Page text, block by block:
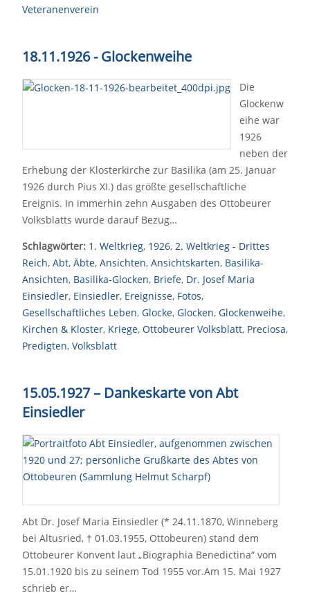
Veteranenverein
18.11.1926 - Glockenweihe
Die
Glockenw
eihe war
1926
neben der
Erhebung der Klosterkirche zur Basilika (am 25. Januar
1926 durch Pius XI.) das größte gesellschaftliche
Ereignis. In immerhin zehn Ausgaben des Ottobeurer
Volksblatts wurde darauf Bezug…
Schlagwörter: 1. Weltkrieg, 1926, 2. Weltkrieg - Drittes
Reich, Abt, Äbte, Ansichten, Ansichtskarten, Basilika-
Ansichten, Basilika-Glocken, Briefe, Dr. Josef Maria
Einsiedler, Einsiedler, Ereignisse, Fotos,
Gesellschaftliches Leben, Glocke, Glocken, Glockenweihe,
Kirchen & Kloster, Kriege, Ottobeurer Volksblatt, Preciosa,
Predigten, Volksblatt
15.05.1927 – Dankeskarte von Abt
Einsiedler
Abt Dr. Josef Maria Einsiedler (* 24.11.1870, Winneberg
bei Altusried, † 01.03.1955, Ottobeuren) stand dem
Ottobeurer Konvent laut „Biographia Benedictina“ vom
15.01.1920 bis zu seinem Tod 1955 vor.Am 15. Mai 1927
schrieb er…